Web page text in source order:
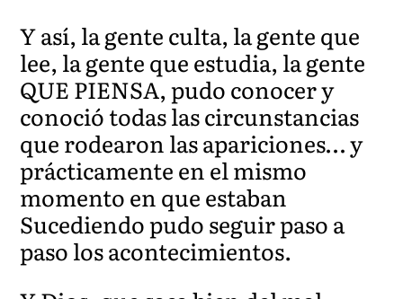
Y así, la gente culta, la gente que
lee, la gente que estudia, la gente
QUE PIENSA, pudo conocer y
conoció todas las circunstancias
que rodearon las apariciones… y
prácticamente en el mismo
momento en que estaban
Sucediendo pudo seguir paso a
paso los acontecimientos.